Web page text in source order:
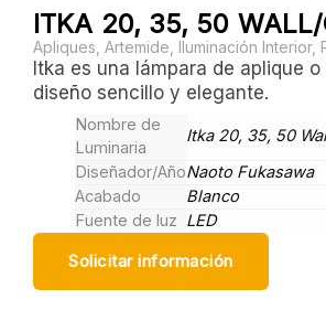
ITKA 20, 35, 50 WALL/
Apliques Artemide Iluminación Interior,
Itka es una lámpara de aplique
diseño sencillo y elegante.
Nombre de
Luminaria
Itka 20, 35, 50
Diseñador/AñoNaoto Fukasawa
Acabado
Blanco
Fuente de luz LED
Solicitar información